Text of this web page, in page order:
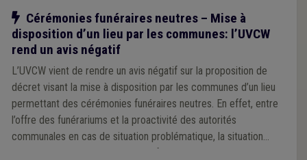
Notre action
Cérémonies funéraires neutres – Mise à
disposition d’un lieu par les communes: l’UVCW
rend un avis négatif
L’UVCW vient de rendre un avis négatif sur la proposition de
décret visant la mise à disposition par les communes d’un lieu
permettant des cérémonies funéraires neutres. En effet, entre
l’offre des funérariums et la proactivité des autorités
communales en cas de situation problématique, la situation
actuelle apparaît amplement satisfaisante.